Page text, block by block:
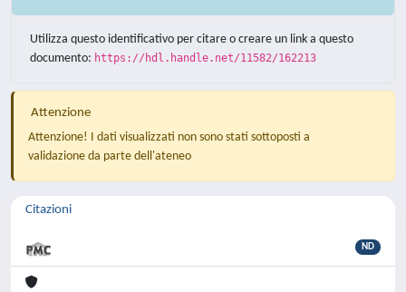
Utilizza questo identificativo per citare o creare un link a questo
documento: https://hdl.handle.net/11582/162213
Attenzione
Attenzione! I dati visualizzati non sono stati sottoposti a
validazione da parte dell'ateneo
Citazioni
ND